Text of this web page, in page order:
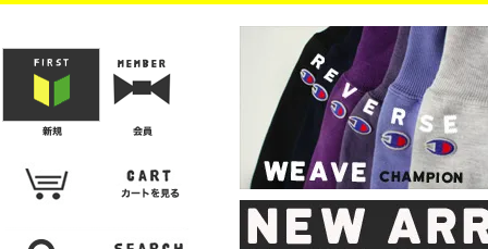
・レザーシューズ/スニーカー
・プリントTシャツ
・バンド/ツアー
・キャラクター
・Nike/adidas/スポーツ
・チャンピオン
・サーフ/スケート
・ボーダー/総柄/無地
・フットボール/リンガー
・タンクトップ/NBA・ポロシャツ
・半袖シャツ
・アロハ/サーフ/ボーリング
・ラルフ/ブランド
・無地/チェック/ストラ
・ワーク/ミリタリー/ウ
・ネル/ウール ・ショ
・アウ
・ジー
・
・ミリ
・コー
・コッ
・オー
・ジャ
ン